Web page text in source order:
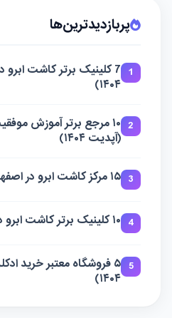
پربازدیدترین‌ها
1
7 کلینیک برتر کاشت
۱۴۰۴)
2
۱۰ مرجع برتر آموزش
(آپدیت ۱۴۰۴)
3 ۱۵ مرکز کاشت ابرو در اصفهان (آپدیت ۱۴۰۴)
4 ۱۰ کلینیک برتر کاشت ابرو در رشت (آپدیت ۱۴۰۴)
5
۵ فروشگاه معتبر خرید
۱۴۰۴)